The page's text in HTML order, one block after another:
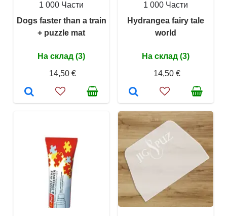
1 000 Части
Dogs faster than a train
+ puzzle mat
На склад (3)
14,50 €
1 000 Части
Hydrangea fairy tale
world
На склад (3)
14,50 €